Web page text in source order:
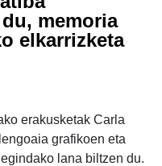
memoria
elkarrizketa
erakusketak Carla
grafikoen eta
lana biltzen du.